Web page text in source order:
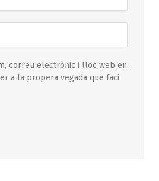
correu electrònic i lloc web en
a la propera vegada que faci